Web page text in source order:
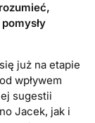
już na etapie
wpływem
sugestii
Jacek, jak i